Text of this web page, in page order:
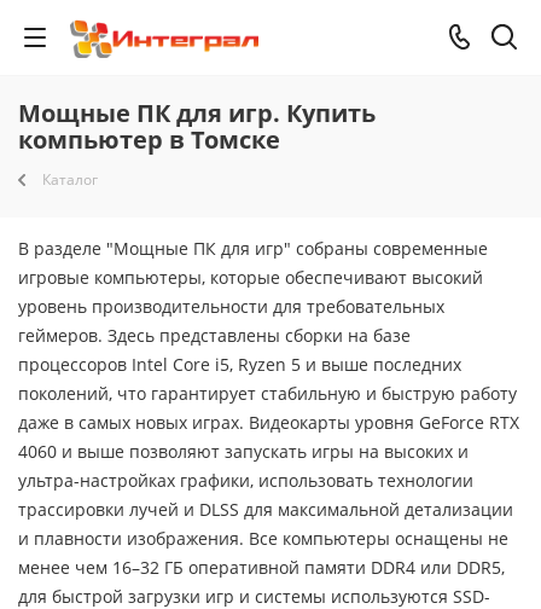
Мощные ПК для игр. Купить
компьютер в Томске
Каталог
В разделе "Мощные ПК для игр" собраны современные
игровые компьютеры, которые обеспечивают высокий
уровень производительности для требовательных
геймеров. Здесь представлены сборки на базе
процессоров Intel Core i5, Ryzen 5 и выше последних
поколений, что гарантирует стабильную и быструю работу
даже в самых новых играх. Видеокарты уровня GeForce RTX
4060 и выше позволяют запускать игры на высоких и
ультра-настройках графики, использовать технологии
трассировки лучей и DLSS для максимальной детализации
и плавности изображения. Все компьютеры оснащены не
менее чем 16–32 ГБ оперативной памяти DDR4 или DDR5,
для быстрой загрузки игр и системы используются SSD-